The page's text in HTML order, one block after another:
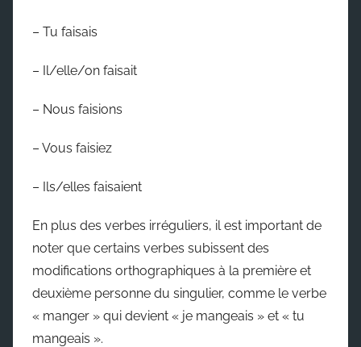
– Tu faisais
– Il/elle/on faisait
– Nous faisions
– Vous faisiez
– Ils/elles faisaient
En plus des verbes irréguliers, il est important de
noter que certains verbes subissent des
modifications orthographiques à la première et
deuxième personne du singulier, comme le verbe
« manger » qui devient « je mangeais » et « tu
mangeais ».